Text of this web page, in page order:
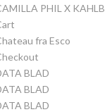
PHIL X
fra Esco
BLAD
BLAD
BLAD